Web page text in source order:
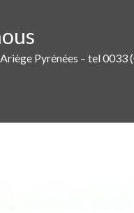
Pyrénées – tel 0033